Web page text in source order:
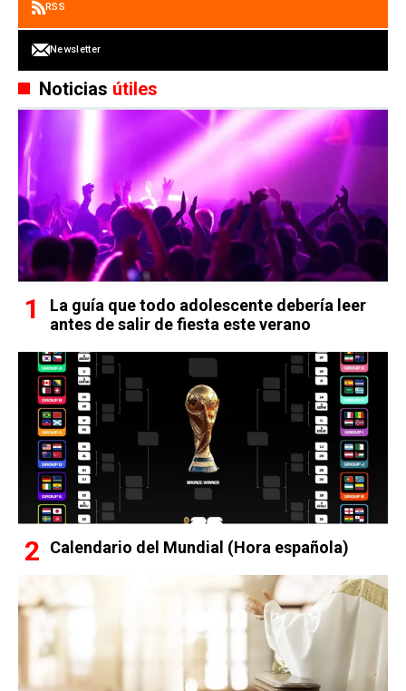
RSS
Newsletter
Noticias útiles
La guía que todo adolescente debería leer
antes de salir de fiesta este verano
Calendario del Mundial (Hora española)